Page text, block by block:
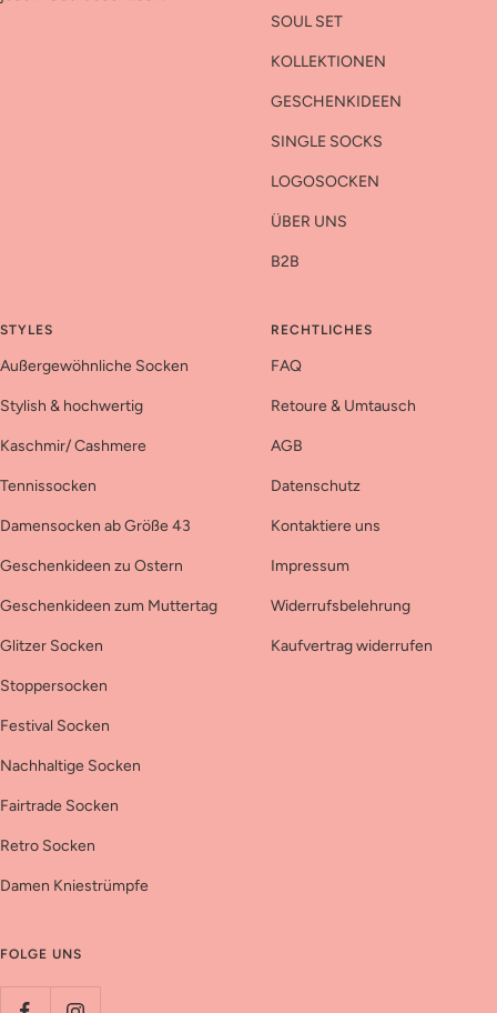
SOUL SET
KOLLEKTIONEN
GESCHENKIDEEN
SINGLE SOCKS
LOGOSOCKEN
ÜBER UNS
B2B
STYLES
Außergewöhnliche Socken
Stylish & hochwertig
Kaschmir/ Cashmere
Tennissocken
Damensocken ab Größe 43
Geschenkideen zu Ostern
Geschenkideen zum Muttertag
Glitzer Socken
Stoppersocken
Festival Socken
Nachhaltige Socken
Fairtrade Socken
Retro Socken
Damen Kniestrümpfe
RECHTLICHES
FAQ
Retoure & Umtausch
AGB
Datenschutz
Kontaktiere uns
Impressum
Widerrufsbelehrung
Kaufvertrag widerrufen
FOLGE UNS